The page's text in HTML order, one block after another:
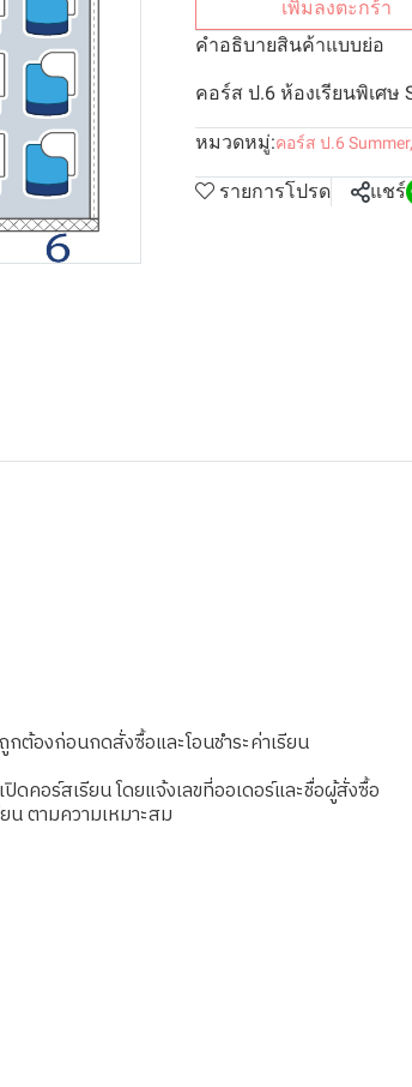
เพิ่มลงตะกร้า
คำอธิบายสินค้าแบบย่อ
คอร์ส ป.6 ห้องเรียนพิเศษ
หมวดหมู่:คอร์ส ป.6 Summer,
รายการโปรด แชร์
ต้องก่อนกดสั่งซื้อและโอนชำระค่าเรียน
ดคอร์สเรียน โดยแจ้งเลขที่ออเดอร์และชื่อผู้สั่งซื้อ
น ตามความเหมาะสม